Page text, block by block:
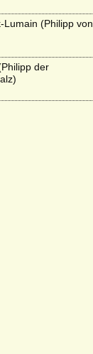
Lumain (Philipp von
der